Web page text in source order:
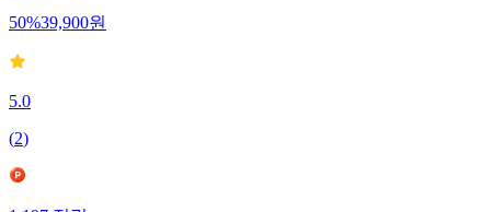
50%39,900원
5.0
(2)